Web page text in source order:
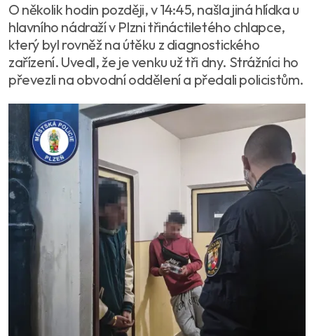
O několik hodin později, v 14:45, našla jiná hlídka u
hlavního nádraží v Plzni třináctiletého chlapce,
který byl rovněž na útěku z diagnostického
zařízení. Uvedl, že je venku už tři dny. Strážníci ho
převezli na obvodní oddělení a předali policistům.